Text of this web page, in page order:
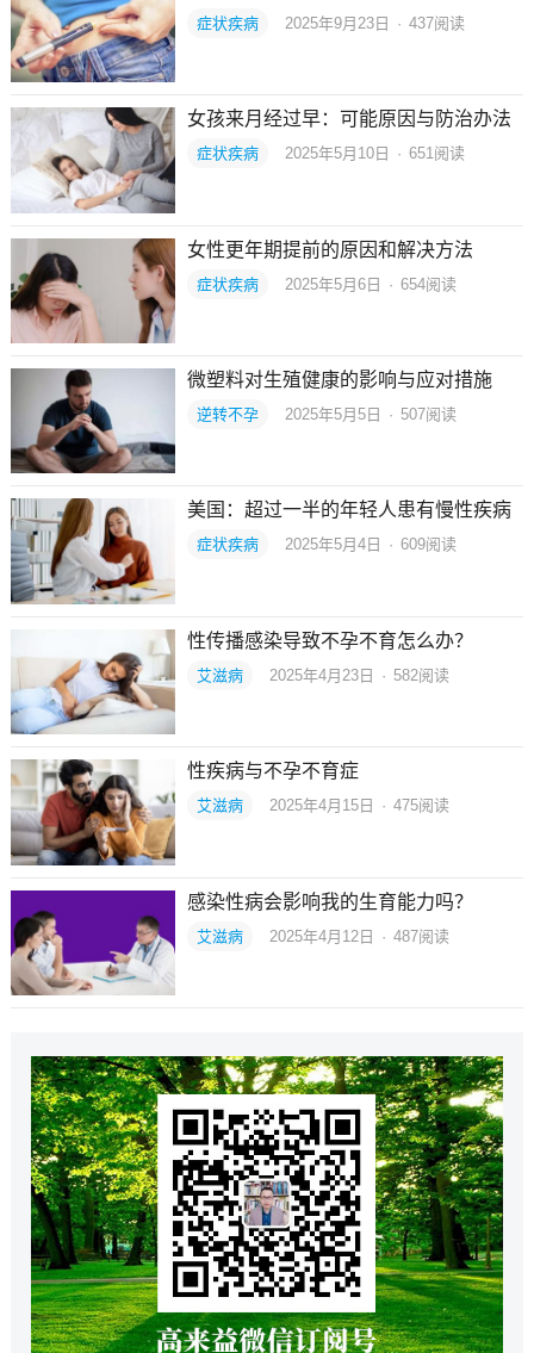
症状疾病 2025年9月23日 · 437阅读
女孩来月经过早：可能原因与防治办法
症状疾病 2025年5月10日 · 651阅读
女性更年期提前的原因和解决方法
症状疾病 2025年5月6日 · 654阅读
微塑料对生殖健康的影响与应对措施
逆转不孕 2025年5月5日 · 507阅读
美国：超过一半的年轻人患有慢性疾病
症状疾病 2025年5月4日 · 609阅读
性传播感染导致不孕不育怎么办？
艾滋病 2025年4月23日 · 582阅读
性疾病与不孕不育症
艾滋病 2025年4月15日 · 475阅读
感染性病会影响我的生育能力吗？
艾滋病 2025年4月12日 · 487阅读